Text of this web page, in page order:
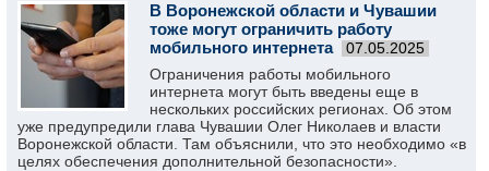
В Воронежской области и Чувашии
тоже могут ограничить работу
мобильного интернета
07.05.2025
Ограничения работы мобильного
интернета могут быть введены еще в
нескольких российских регионах. Об этом
уже предупредили глава Чувашии Олег Николаев и власти
Воронежской области. Там объяснили, что это необходимо «в
целях обеспечения дополнительной безопасности».